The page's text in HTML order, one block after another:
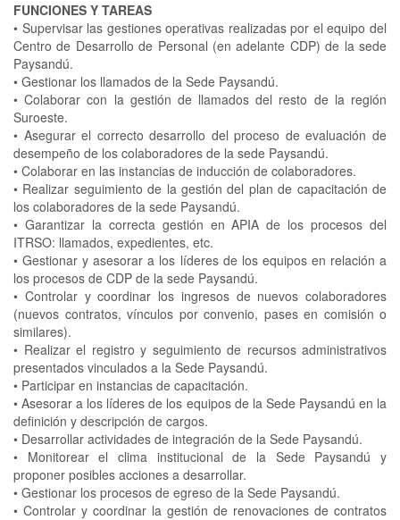
FUNCIONES Y TAREAS
• Supervisar las gestiones operativas realizadas por el equipo del
Centro de Desarrollo de Personal (en adelante CDP) de la sede
Paysandú.
• Gestionar los llamados de la Sede Paysandú.
• Colaborar con la gestión de llamados del resto de la región
Suroeste.
• Asegurar el correcto desarrollo del proceso de evaluación de
desempeño de los colaboradores de la sede Paysandú.
• Colaborar en las instancias de inducción de colaboradores.
• Realizar seguimiento de la gestión del plan de capacitación de
los colaboradores de la sede Paysandú.
• Garantizar la correcta gestión en APIA de los procesos del
ITRSO: llamados, expedientes, etc.
• Gestionar y asesorar a los líderes de los equipos en relación a
los procesos de CDP de la sede Paysandú.
• Controlar y coordinar los ingresos de nuevos colaboradores
(nuevos contratos, vínculos por convenio, pases en comisión o
similares).
• Realizar el registro y seguimiento de recursos administrativos
presentados vinculados a la Sede Paysandú.
• Participar en instancias de capacitación.
• Asesorar a los líderes de los equipos de la Sede Paysandú en la
definición y descripción de cargos.
• Desarrollar actividades de integración de la Sede Paysandú.
•
Monitorear el clima institucional de la Sede Paysandú y
proponer posibles acciones a desarrollar.
• Gestionar los procesos de egreso de la Sede Paysandú.
• Controlar y coordinar la gestión de renovaciones de contratos